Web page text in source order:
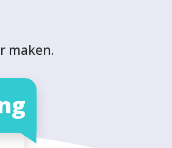
maken.